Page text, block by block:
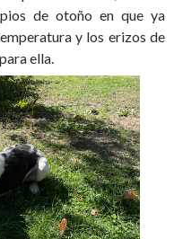
de otoño en que ya
y los erizos de
ella.